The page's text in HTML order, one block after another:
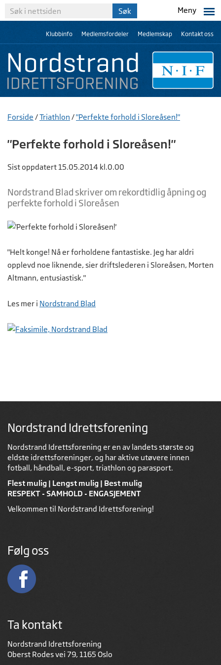
Meny
Klubbinfo Medlemsfordeler Medlemskap Kontakt oss
Forside /Triathlon /"Perfekte forhold i Sloreåsen!"
"Perfekte forhold i Sloreåsen!"
Sist oppdatert 15.05.2014 kl.0.00
Nordstrand Blad skriver om rekordtidlig åpning og
perfekte forhold i Sloreåsen
"Helt konge! Nå er forholdene fantastiske. Jeg har aldri
opplevd noe liknende, sier driftslederen i Sloreåsen, Morten
Altmann, entusiastisk."
Les mer i Nordstrand Blad
Nordstrand Idrettsforening
Nordstrand Idrettsforening er en av landets største og
eldste idrettsforeninger, og har aktive utøvere innen
fotball, håndball, e-sport, triathlon og parasport.
Flest mulig | Lengst mulig | Best mulig
RESPEKT - SAMHOLD - ENGASJEMENT
Velkommen til Nordstrand Idrettsforening!
Følg oss
Ta kontakt
Nordstrand Idrettsforening
Oberst Rodes vei 79, 1165 Oslo